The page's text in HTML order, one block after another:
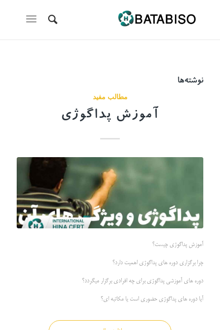
نوشته‌ها
مطالب مفید
آموزش پداگوژی
آموزش پداگوژی چیست؟
چرا برگزاری دوره های پداگوژی اهمیت دارد؟
دوره های آموزشی پداگوژی برای چه افرادی برگزار میگردد؟
آیا دوره های پداگوژی حضوری است یا مکاتبه ای؟